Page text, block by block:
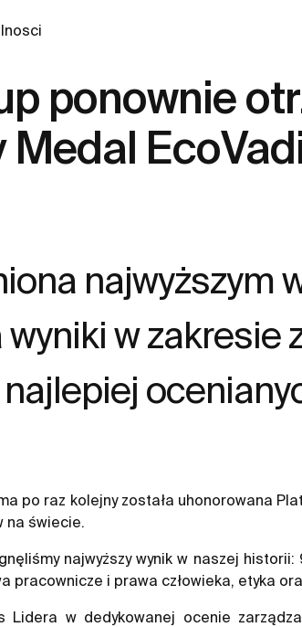
ponownie
Medal
najwyższym
wyniki w
po raz kolejny została uhonorowana
na świecie.
najwyższy wynik w naszej
pracownicze i prawa człowieka, etyka
Lidera w dedykowanej ocenie